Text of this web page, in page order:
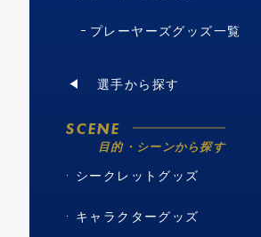
プレーヤーズグッズ一覧
選手から探す
SCENE
目的・シーンから探す
シークレットグッズ
キャラクターグッズ